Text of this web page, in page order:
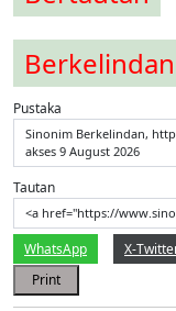
Berkelindan
Pustaka
Sinonim Berkelindan,
akses 9 August 2026
Tautan
<a href="https://
WhatsApp X-
Print